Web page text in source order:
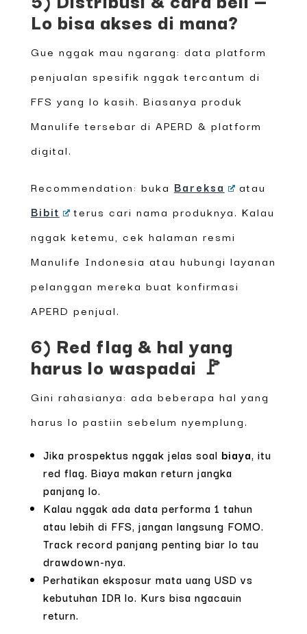
Lo bisa akses di mana?
Gue nggak mau ngarang: data platform
penjualan spesifik nggak tercantum di
FFS yang lo kasih. Biasanya produk
Manulife tersebar di APERD & platform
digital.
Recommendation: buka Bareksa
atau
Bibit
terus cari nama produknya. Kalau
nggak ketemu, cek halaman resmi
Manulife Indonesia atau hubungi layanan
pelanggan mereka buat konfirmasi
APERD penjual.
6) Red flag & hal yang
harus lo waspadai 🚩
Gini rahasianya: ada beberapa hal yang
harus lo pastiin sebelum nyemplung.
Jika prospektus nggak jelas soal biaya, itu
red flag. Biaya makan return jangka
panjang lo.
Kalau nggak ada data performa 1 tahun
atau lebih di FFS, jangan langsung FOMO.
Track record panjang penting biar lo tau
drawdown-nya.
Perhatikan eksposur mata uang USD vs
kebutuhan IDR lo. Kurs bisa ngacauin
return.